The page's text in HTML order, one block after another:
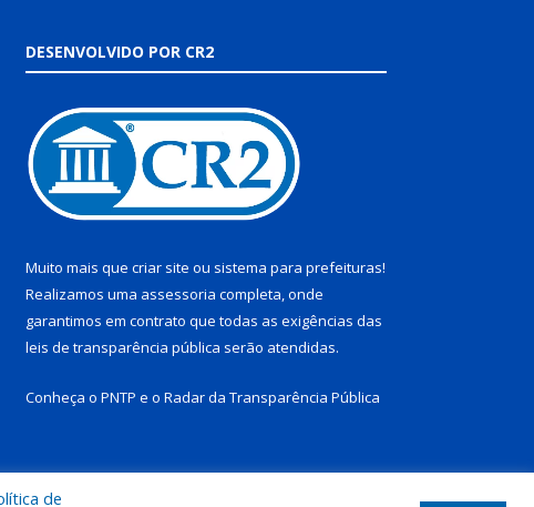
DESENVOLVIDO POR CR2
Muito mais que criar site ou sistema para prefeituras!
Realizamos uma assessoria completa, onde
garantimos em contrato que todas as exigências das
leis de transparência pública serão atendidas.
Conheça o PNTP e o Radar da Transparência Pública
de